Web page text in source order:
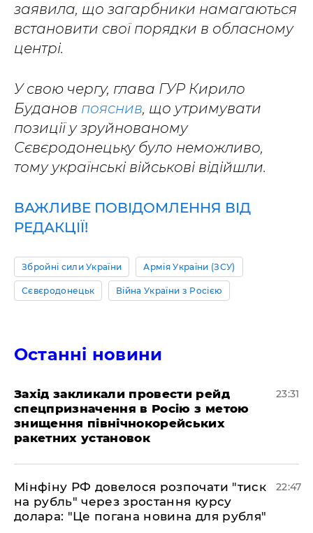
заявила, що загарбники намагаються
встановити свої порядки в обласному
центрі.
У свою чергу, глава ГУР Кирило
Буданов пояснив, що утримувати
позиції у зруйнованому
Сєвєродонецьку було неможливо,
тому українські військові відійшли.
ВАЖЛИВЕ ПОВІДОМЛЕННЯ ВІД
РЕДАКЦІЇ!
Збройні сили України Армія України (ЗСУ)
Сєвєродонецьк Війна України з Росією
Останні новини
​Захід закликали провести рейд
спецпризначення в Росію з метою
знищення північнокорейських
ракетних установок
23:31
​Мінфіну РФ довелося розпочати "тиск
на рубль" через зростання курсу
долара: "Це погана новина для рубля"
22:47